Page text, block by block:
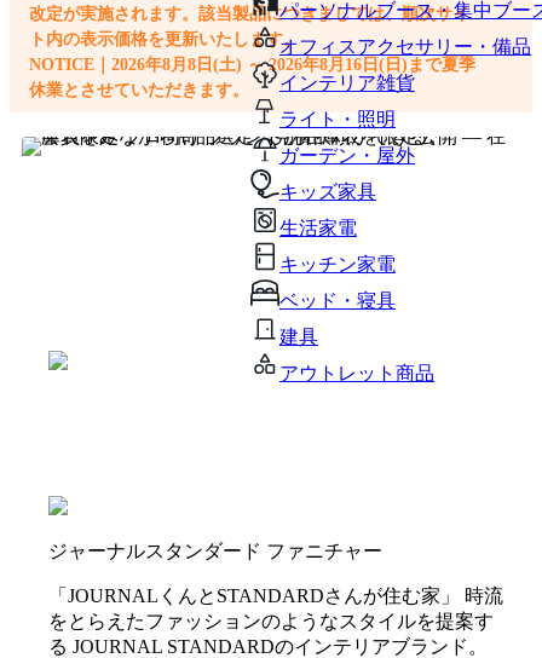
パーソナルブース・集中ブー
オフィスアクセサリー・備品
インテリア雑貨
ライト・照明
ガーデン・屋外
キッズ家具
生活家電
キッチン家電
ベッド・寝具
建具
アウトレット商品
改定が実施されます。該当製品につきましては、順次サイ
ト内の表示価格を更新いたします。
NOTICE｜2026年8月8日(土) ～ 2026年8月16日(日)まで夏季
休業とさせていただきます。
ジャーナルスタンダード ファニチャー
「JOURNALくんとSTANDARDさんが住む家」 時流
をとらえたファッションのようなスタイルを提案す
る JOURNAL STANDARDのインテリアブランド。